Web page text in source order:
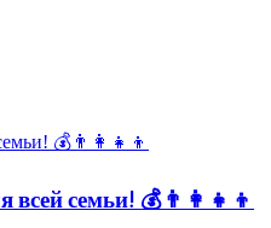
семьи! 💰👨👩👧👦